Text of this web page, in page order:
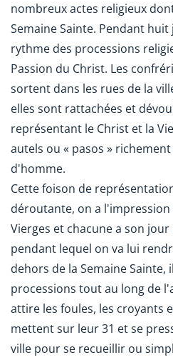
nombreux actes religieux
Semaine Sainte. Pendant
rythme des processions
Passion du Christ. Les
sortent dans les rues de la
elles sont rattachées et
représentant le Christ et la
autels ou « pasos »
d'homme.
Cette foison de
déroutante, on a
Vierges et chacune a son
pendant lequel on va lui
dehors de la Semaine Sainte,
processions tout au long de
attire les foules, les croyants
mettent sur leur 31 et se
ville pour se recueillir ou